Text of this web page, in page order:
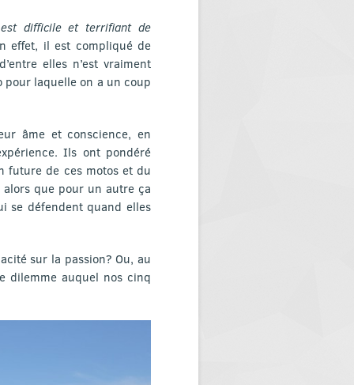
difficile et terrifiant de
effet, il est compliqué de
elles n’est vraiment
pour laquelle on a un coup
âme et conscience, en
Ils ont pondéré
future de ces motos et du
alors que pour un autre ça
se défendent quand elles
sur la passion? Ou, au
dilemme auquel nos cinq